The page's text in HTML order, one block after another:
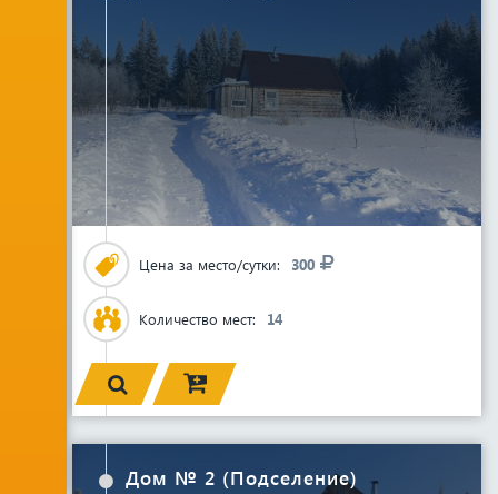
Цена за место/сутки: 300
Количество мест: 14
Дом № 2 (Подселение)